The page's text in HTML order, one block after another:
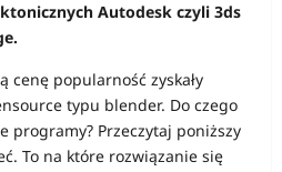
Autodesk czyli 3ds
cenę popularność zyskały
typu blender. Do czego
programy? Przeczytaj poniższy
To na które rozwiązanie się